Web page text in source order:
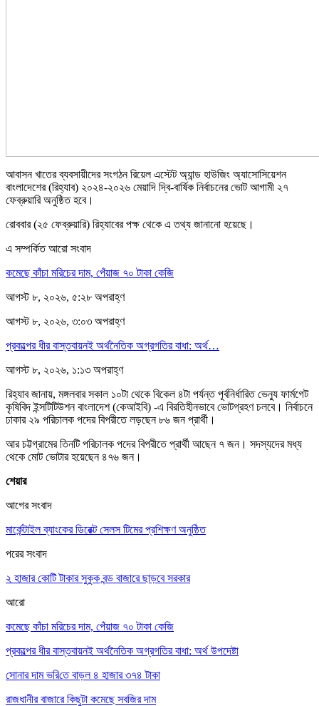
আবাসন খাতের ব্যবসায়ীদের সংগঠন রিয়েল এস্টেট অ্যান্ড হাউজিং অ্যাসোসিয়েশন
বাংলাদেশের (রিহ্যাব) ২০২৪-২০২৬ মেয়াদি দ্বি-বার্ষিক নির্বাচনের ভোট আগামী ২৭
ফেব্রুয়ারি অনুষ্ঠিত হবে।
রোববার (২৫ ফেব্রুয়ারি) রিহ্যাবের পক্ষ থেকে এ তথ্য জানানো হয়েছে।
এ সম্পর্কিত আরো সংবাদ
কমেছে কাঁচা মরিচের দাম, পেঁয়াজ ৭০ টাকা কেজি
আগস্ট ৮, ২০২৬, ৫:২৮ অপরাহ্ণ
আগস্ট ৮, ২০২৬, ৩:০৩ অপরাহ্ণ
প্রকল্পের ধীর বাস্তবায়নই অর্থনৈতিক অগ্রগতির বাধা: অর্থ…
আগস্ট ৮, ২০২৬, ১:১৩ অপরাহ্ণ
রিহ্যাব জানায়, মঙ্গলবার সকাল ১০টা থেকে বিকেল ৪টা পর্যন্ত পূর্বনির্ধারিত ভেন্যু ফার্মগেট
কৃষিবিদ ইন্সটিটিউশন বাংলাদেশ (কেআইবি) -এ বিরতিহীনভাবে ভোটগ্রহণ চলবে। নির্বাচনে
ঢাকার ২৯ পরিচালক পদের বিপরীতে লড়ছেন ৮৬ জন প্রার্থী।
আর চট্টগ্রামের তিনটি পরিচালক পদের বিপরীতে প্রার্থী আছেন ৭ জন। সদস্যদের মধ্য
থেকে মোট ভোটার হয়েছেন ৪৭৬ জন।
শেয়ার
আগের সংবাদ
মার্কেন্টাইল ব্যাংকের ডিরেক্ট সেলস টিমের প্রশিক্ষণ অনুষ্ঠিত
পরের সংবাদ
২ হাজার কোটি টাকার সুকুক বন্ড বাজারে ছাড়বে সরকার
আরো
কমেছে কাঁচা মরিচের দাম, পেঁয়াজ ৭০ টাকা কেজি
প্রকল্পের ধীর বাস্তবায়নই অর্থনৈতিক অগ্রগতির বাধা: অর্থ উপদেষ্টা
সোনার দাম ভ‌রি‌তে বাড়ল ৪ হাজার ৩৭৪ টাকা
রাজধানীর বাজারে কিছুটা কমেছে সবজির দাম